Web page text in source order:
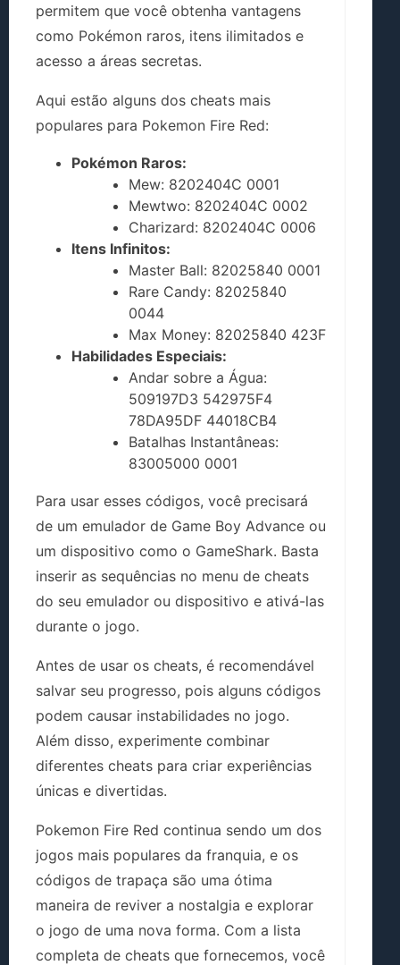
permitem que você obtenha vantagens
como Pokémon raros, itens ilimitados e
acesso a áreas secretas.
Aqui estão alguns dos cheats mais
populares para Pokemon Fire Red:
Pokémon Raros:
Mew: 8202404C 0001
Mewtwo: 8202404C 0002
Charizard: 8202404C 0006
Itens Infinitos:
Master Ball: 82025840 0001
Rare Candy: 82025840
0044
Max Money: 82025840 423F
Habilidades Especiais:
Andar sobre a Água:
509197D3 542975F4
78DA95DF 44018CB4
Batalhas Instantâneas:
83005000 0001
Para usar esses códigos, você precisará
de um emulador de Game Boy Advance ou
um dispositivo como o GameShark. Basta
inserir as sequências no menu de cheats
do seu emulador ou dispositivo e ativá-las
durante o jogo.
Antes de usar os cheats, é recomendável
salvar seu progresso, pois alguns códigos
podem causar instabilidades no jogo.
Além disso, experimente combinar
diferentes cheats para criar experiências
únicas e divertidas.
Pokemon Fire Red continua sendo um dos
jogos mais populares da franquia, e os
códigos de trapaça são uma ótima
maneira de reviver a nostalgia e explorar
o jogo de uma nova forma. Com a lista
completa de cheats que fornecemos, você